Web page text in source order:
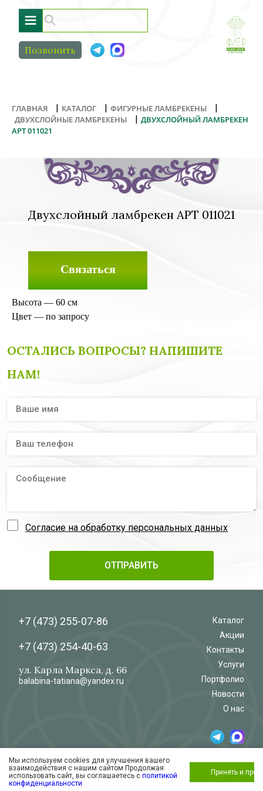
≡
Позвонить
ГЛАВНАЯ | КАТАЛОГ | ФИГУРНЫЕ ЛАМБРЕКЕНЫ |
ДВУХСЛОЙНЫЕ ЛАМБРЕКЕНЫ | ДВУХСЛОЙНЫЙ ЛАМБРЕКЕН
АРТ 011021
Двухслойный ламбрекен АРТ 011021
Связаться
Высота — 60 см
Цвет — по запросу
ОСТАЛИСЬ ВОПРОСЫ? НАПИШИТЕ
НАМ!
Согласие на обработку персональных данных
+7 (473) 255-07-86
+7 (473) 254-40-63
ул. Карла Маркса, д. 66
balabina-tatiana@yandex.ru
Каталог
Акции
Контакты
Услуги
Портфолио
Новости
О нас
© 2026
Обработка и защита персональных данных
Согласие на обработку персональных
данных
Салон-магазин
«Флёр»
Мы используем cookies для улучшения вашего
взаимодействия с нашим сайтом Продолжая
использовать сайт, вы соглашаетесь с политикой
конфиденциальности
Принять и